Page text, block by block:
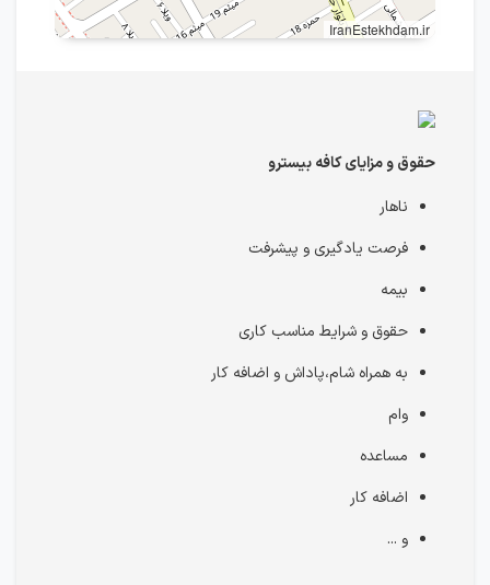
IranEstekhdam.ir
حقوق و مزایای کافه بیسترو
ناهار
فرصت یادگیری و پیشرفت
بیمه
حقوق و شرایط مناسب کاری
به همراه شام،پاداش و اضافه کار
وام
مساعده
اضافه کار
و ...